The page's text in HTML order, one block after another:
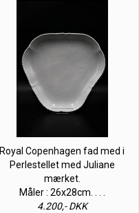
Royal Copenhagen fad med i
Perlestellet med Juliane
mærket.
Måler : 26x28cm. . . .
4.200,- DKK